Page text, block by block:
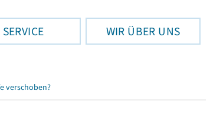
SERVICE WIR ÜBER UNS
verschoben?